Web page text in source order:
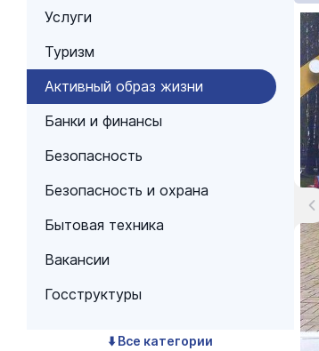
Услуги
Туризм
Активный образ жизни
Банки и финансы
Безопасность
Безопасность и охрана
Бытовая техника
Вакансии
Госструктуры
⬇️ Все категории